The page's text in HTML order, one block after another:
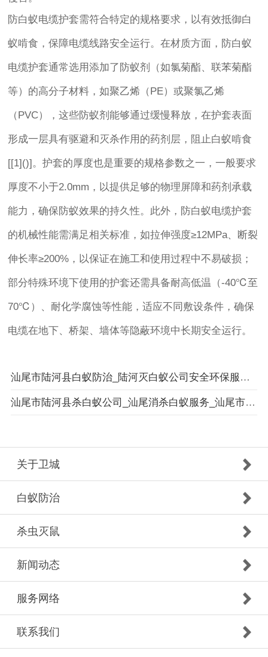
防白蚁电缆护套需符合特定的规格要求，以有效抵御白
蚁啃食，保障电缆线路安全运行。在材质方面，防白蚁
电缆护套通常选用添加了防蚁剂（如氯菊酯、联苯菊酯
等）的高分子材料，如聚乙烯（PE）或聚氯乙烯
（PVC），这些防蚁剂能够通过缓慢释放，在护套表面
形成一层具有驱避和灭杀作用的药剂层，阻止白蚁啃食
[[1]()]。护套的厚度也是重要的规格参数之一，一般要求
厚度不小于2.0mm，以提供足够的物理屏障和药剂承载
能力，确保防蚁效果的持久性。此外，防白蚁电缆护套
的机械性能需满足相关标准，如拉伸强度≥12MPa、断裂
伸长率≥200%，以保证在施工和使用过程中不易破损；
部分特殊环境下使用的护套还需具备耐高低温（-40℃至
70℃）、耐化学腐蚀等性能，适应不同敷设条件，确保
电缆在地下、桥架、墙体等隐蔽环境中长期安全运行。
汕尾市陆河县白蚁防治_陆河灭白蚁公司安全环保服务承诺_汕尾市陆河县卫城白蚁防治有限公司
汕尾市陆河县杀白蚁公司_汕尾消杀白蚁服务_汕尾市陆河县白蚁防治经验丰富效果评估
关于卫城
白蚁防治
杀虫灭鼠
新闻动态
服务网络
联系我们